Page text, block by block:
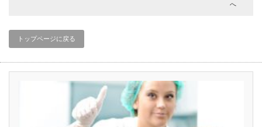
へ
トップページに戻る